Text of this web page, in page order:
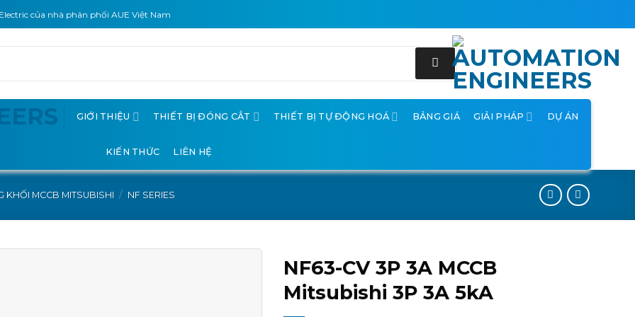
của nhà phân phối AUE Việt Nam
GIỚI THIỆU THIẾT BỊ ĐÓNG CẮT THIẾT BỊ TỰ ĐỘNG HOÁ BẢNG GIÁ GIẢI PHÁP DỰ ÁN
KIẾN THỨC LIÊN HỆ
KHỐI MCCB MITSUBISHI / NF SERIES
NF63-CV 3P 3A MCCB
Mitsubishi 3P 3A 5kA